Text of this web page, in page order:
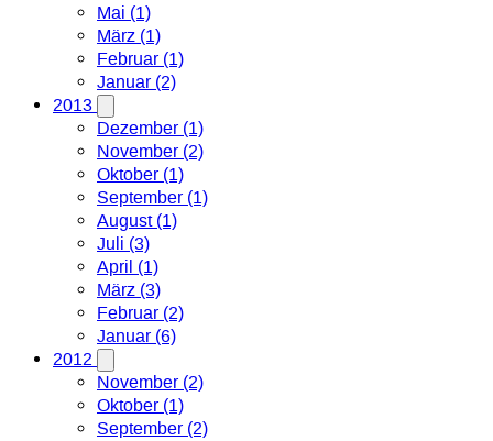
Mai (1)
März (1)
Februar (1)
Januar (2)
2013
Dezember (1)
November (2)
Oktober (1)
September (1)
August (1)
Juli (3)
April (1)
März (3)
Februar (2)
Januar (6)
2012
November (2)
Oktober (1)
September (2)